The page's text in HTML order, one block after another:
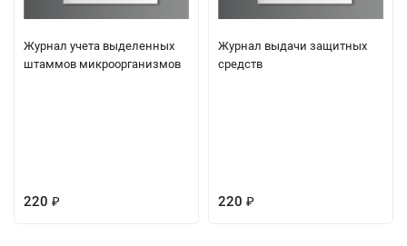
Журнал учета выделенных
штаммов микроорганизмов
220 ₽
Журнал выдачи защитных
средств
220 ₽